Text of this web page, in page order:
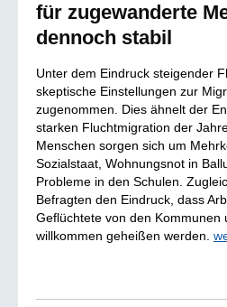
für zugewanderte
dennoch stabil
Unter dem Eindruck steigender
skeptische Einstellungen zur
zugenommen. Dies ähnelt der
starken Fluchtmigration der
Menschen sorgen sich um
Sozialstaat, Wohnungsnot in
Probleme in den Schulen.
Befragten den Eindruck, dass
Geflüchtete von den Kommunen
willkommen geheißen werden.